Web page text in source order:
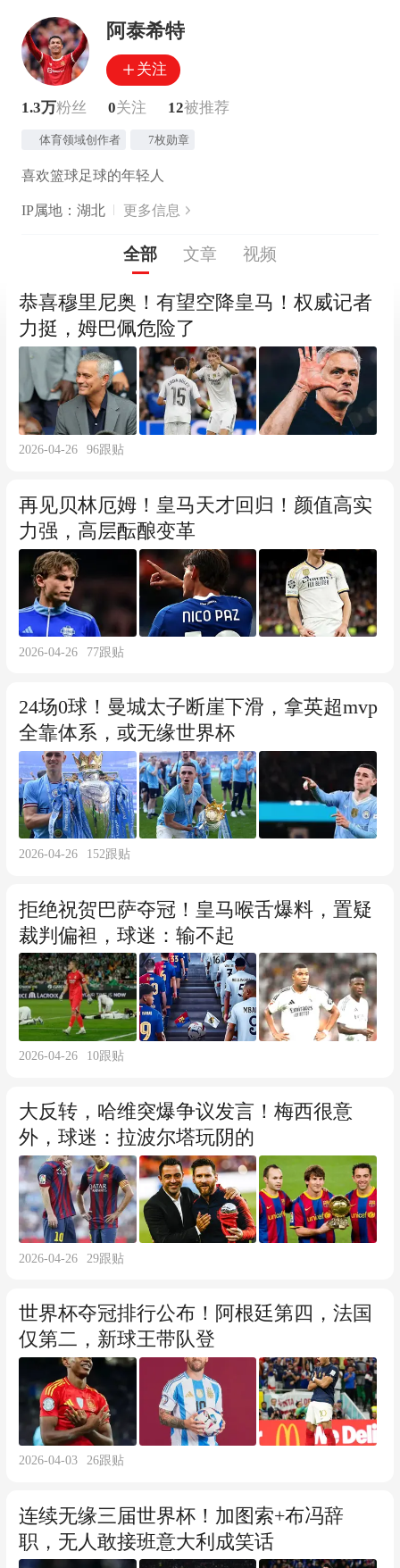
阿泰希特
关注
1.3万粉丝 0关注 12被推荐
体育领域创作者 7枚勋章
喜欢篮球足球的年轻人
IP属地：湖北 更多信息
全部 文章 视频
恭喜穆里尼奥！有望空降皇马！权威记者
力挺，姆巴佩危险了
2026-04-26 96跟贴
再见贝林厄姆！皇马天才回归！颜值高实
力强，高层酝酿变革
2026-04-26 77跟贴
24场0球！曼城太子断崖下滑，拿英超mvp
全靠体系，或无缘世界杯
2026-04-26 152跟贴
拒绝祝贺巴萨夺冠！皇马喉舌爆料，置疑
裁判偏袒，球迷：输不起
2026-04-26 10跟贴
大反转，哈维突爆争议发言！梅西很意
外，球迷：拉波尔塔玩阴的
2026-04-26 29跟贴
世界杯夺冠排行公布！阿根廷第四，法国
仅第二，新球王带队登
2026-04-03 26跟贴
连续无缘三届世界杯！加图索+布冯辞
职，无人敢接班意大利成笑话